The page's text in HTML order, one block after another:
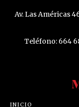
Av. Las Américas
Teléfono: 664
INICIO